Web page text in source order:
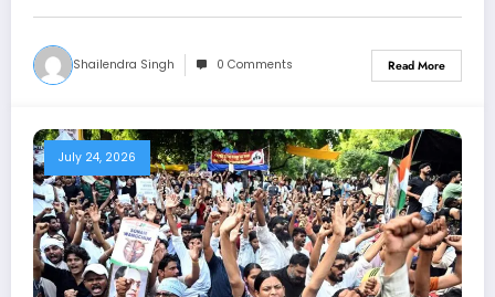
Shailendra Singh 0 Comments Read More
July 24, 2026